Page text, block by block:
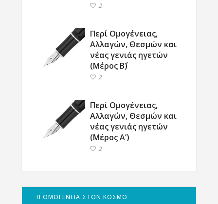
2
Περί Ομογένειας,
Αλλαγών, Θεσμών και
νέας γενιάς ηγετών
(Μέρος Β΄)
2
Περί Ομογένειας,
Αλλαγών, Θεσμών και
νέας γενιάς ηγετών
(Μέρος Α’)
2
Η ΟΜΟΓΕΝΕΙΑ ΣΤΟΝ ΚΟΣΜΟ